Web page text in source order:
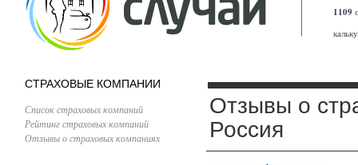
1109
СТРАХОВЫЕ КОМПАНИИ
Список страховых компаний
Рейтинг страховых компаний
Отзывы о страховых компаниях
Отзывы о
Россия